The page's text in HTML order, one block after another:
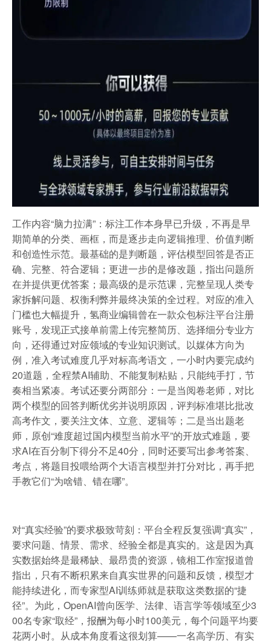
工作内容“脑力拉满”：标注工作本身早已升级，不再是早
期简单的分类、画框，而是逐步走向逻辑推理、价值判断
和创造性示范。最基础的是判断题，评估模型回答是否正
确、完整、符合逻辑；更进一步的是修改题，指出问题所
在并提供更优答案；最高级的是示范课，完整呈现人类专
家拆解问题、权衡利弊并最终决策的全过程。对应的准入
门槛也大幅提升，氢商业编辑曾在一款众包标注平台注册
账号，发现正式接单前需上传完整简历、选择细分专业方
向，还得通过对应领域的专业知识测试。以媒体方向为
例，准入考试难度几乎对标高考语文，一小时内要完成约
20道题，全程禁AI辅助、不能复制粘贴，只能纯手打，节
奏相当紧凑。考试还要分两部分：一是当阅卷老师，对比
两个模型的回答判断优劣并说明原因，评判标准堪比批改
高考作文，要关注文体、立意、逻辑等；二是当出题老
师，原创“难度超过国内模型当前水平”的开放式难题，要
求AI在百分制下得分不足40分，同时还要写出参考答案、
考点，将题目投喂给两个大语言模型并打分对比，再手把
手教它们“为啥错、错在哪”。
对“真实经验”的要求极致苛刻：平台全程反复强调“真实”，
要求问题、情景、需求、经验全都是真实的。这是因为真
实数据始终是最稀缺、最昂贵的资源，镜相工作室报道曾
指出，只有不断积累来自真实世界的问题和反馈，模型才
能持续进化，而专家型AI训练师就是获取这类数据的“捷
径”。为此，OpenAI曾向医学、法律、语言学等领域至少3
00名专家“取经”，报酬为每小时100美元，每个问题平均要
花两小时。从成本角度看这很划算——一名高学历、有实